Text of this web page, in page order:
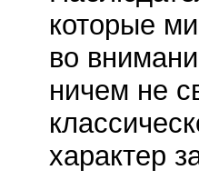
которые
во
ничем не
характер